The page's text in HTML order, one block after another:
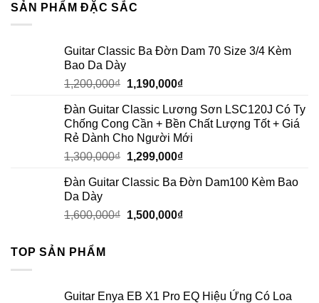
SẢN PHẨM ĐẶC SẮC
Guitar Classic Ba Đờn Dam 70 Size 3/4 Kèm
Bao Da Dày
1,200,000₫ 1,190,000₫
Đàn Guitar Classic Lương Sơn LSC120J Có Ty
Chống Cong Cần + Bền Chất Lượng Tốt + Giá
Rẻ Dành Cho Người Mới
1,300,000₫ 1,299,000₫
Đàn Guitar Classic Ba Đờn Dam100 Kèm Bao
Da Dày
1,600,000₫ 1,500,000₫
TOP SẢN PHẨM
Guitar Enya EB X1 Pro EQ Hiệu Ứng Có Loa